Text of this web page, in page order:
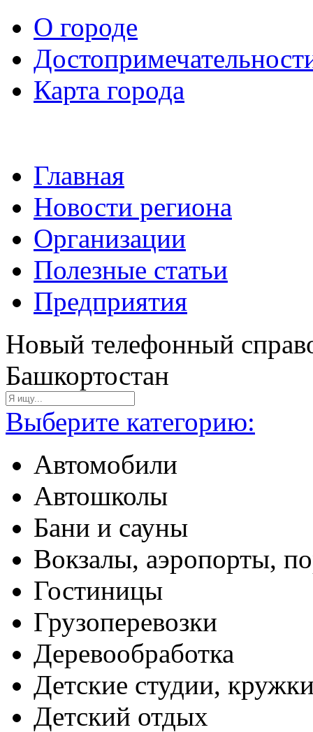
О городе
Карта города
Главная
Новости региона
Организации
Полезные статьи
Предприятия
Новый телефонный
Башкортостан
Выберите категорию:
Автомобили
Автошколы
Бани и сауны
Вокзалы, аэропорты,
Гостиницы
Грузоперевозки
Деревообработка
Детские студии,
Детский отдых